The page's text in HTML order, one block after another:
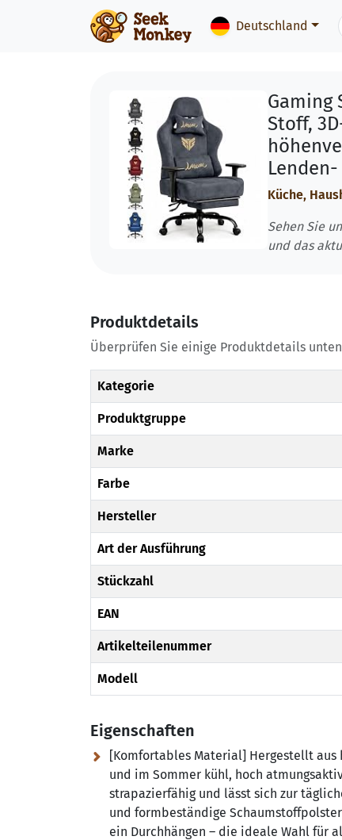
Deutschland
Gaming
Stoff,
Küche,
Sehen Sie
und das
Produktdetails
Überprüfen Sie einige Produktdetails
Kategorie
Produktgruppe
Marke
Farbe
Hersteller
Art der Ausführung
Stückzahl
EAN
Artikelteilenummer
Modell
Eigenschaften
[Komfortables Material] Hergestellt
und im Sommer kühl, hoch
strapazierfähig und lässt sich zur
und formbeständige
ein Durchhängen – die ideale Wahl für